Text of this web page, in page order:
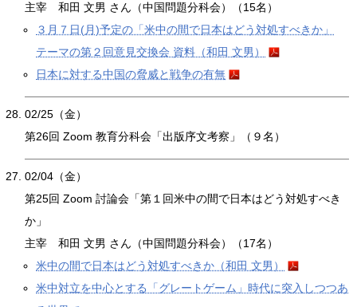
主宰 和田 文男 さん（中国問題分科会）（15名）
３月７日(月)予定の「米中の間で日本はどう対処すべきか」
テーマの第２回意見交換会 資料（和田 文男）
日本に対する中国の脅威と戦争の有無
02/25（金）
第26回 Zoom 教育分科会「出版序文考察」（９名）
02/04（金）
第25回 Zoom 討論会「第１回米中の間で日本はどう対処すべき
か」
主宰 和田 文男 さん（中国問題分科会）（17名）
米中の間で日本はどう対処すべきか（和田 文男）
米中対立を中心とする「グレートゲーム」時代に突入しつつあ